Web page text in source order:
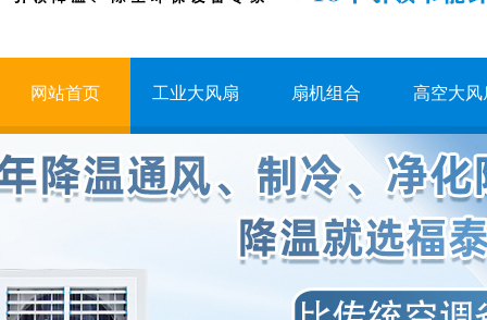
网站首页 工业大风扇 扇机组合 高空大风